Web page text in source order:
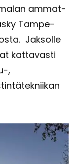
am­mat­
Tam­pe­
Jak­sol­le
kat­ta­vas­ti
​,